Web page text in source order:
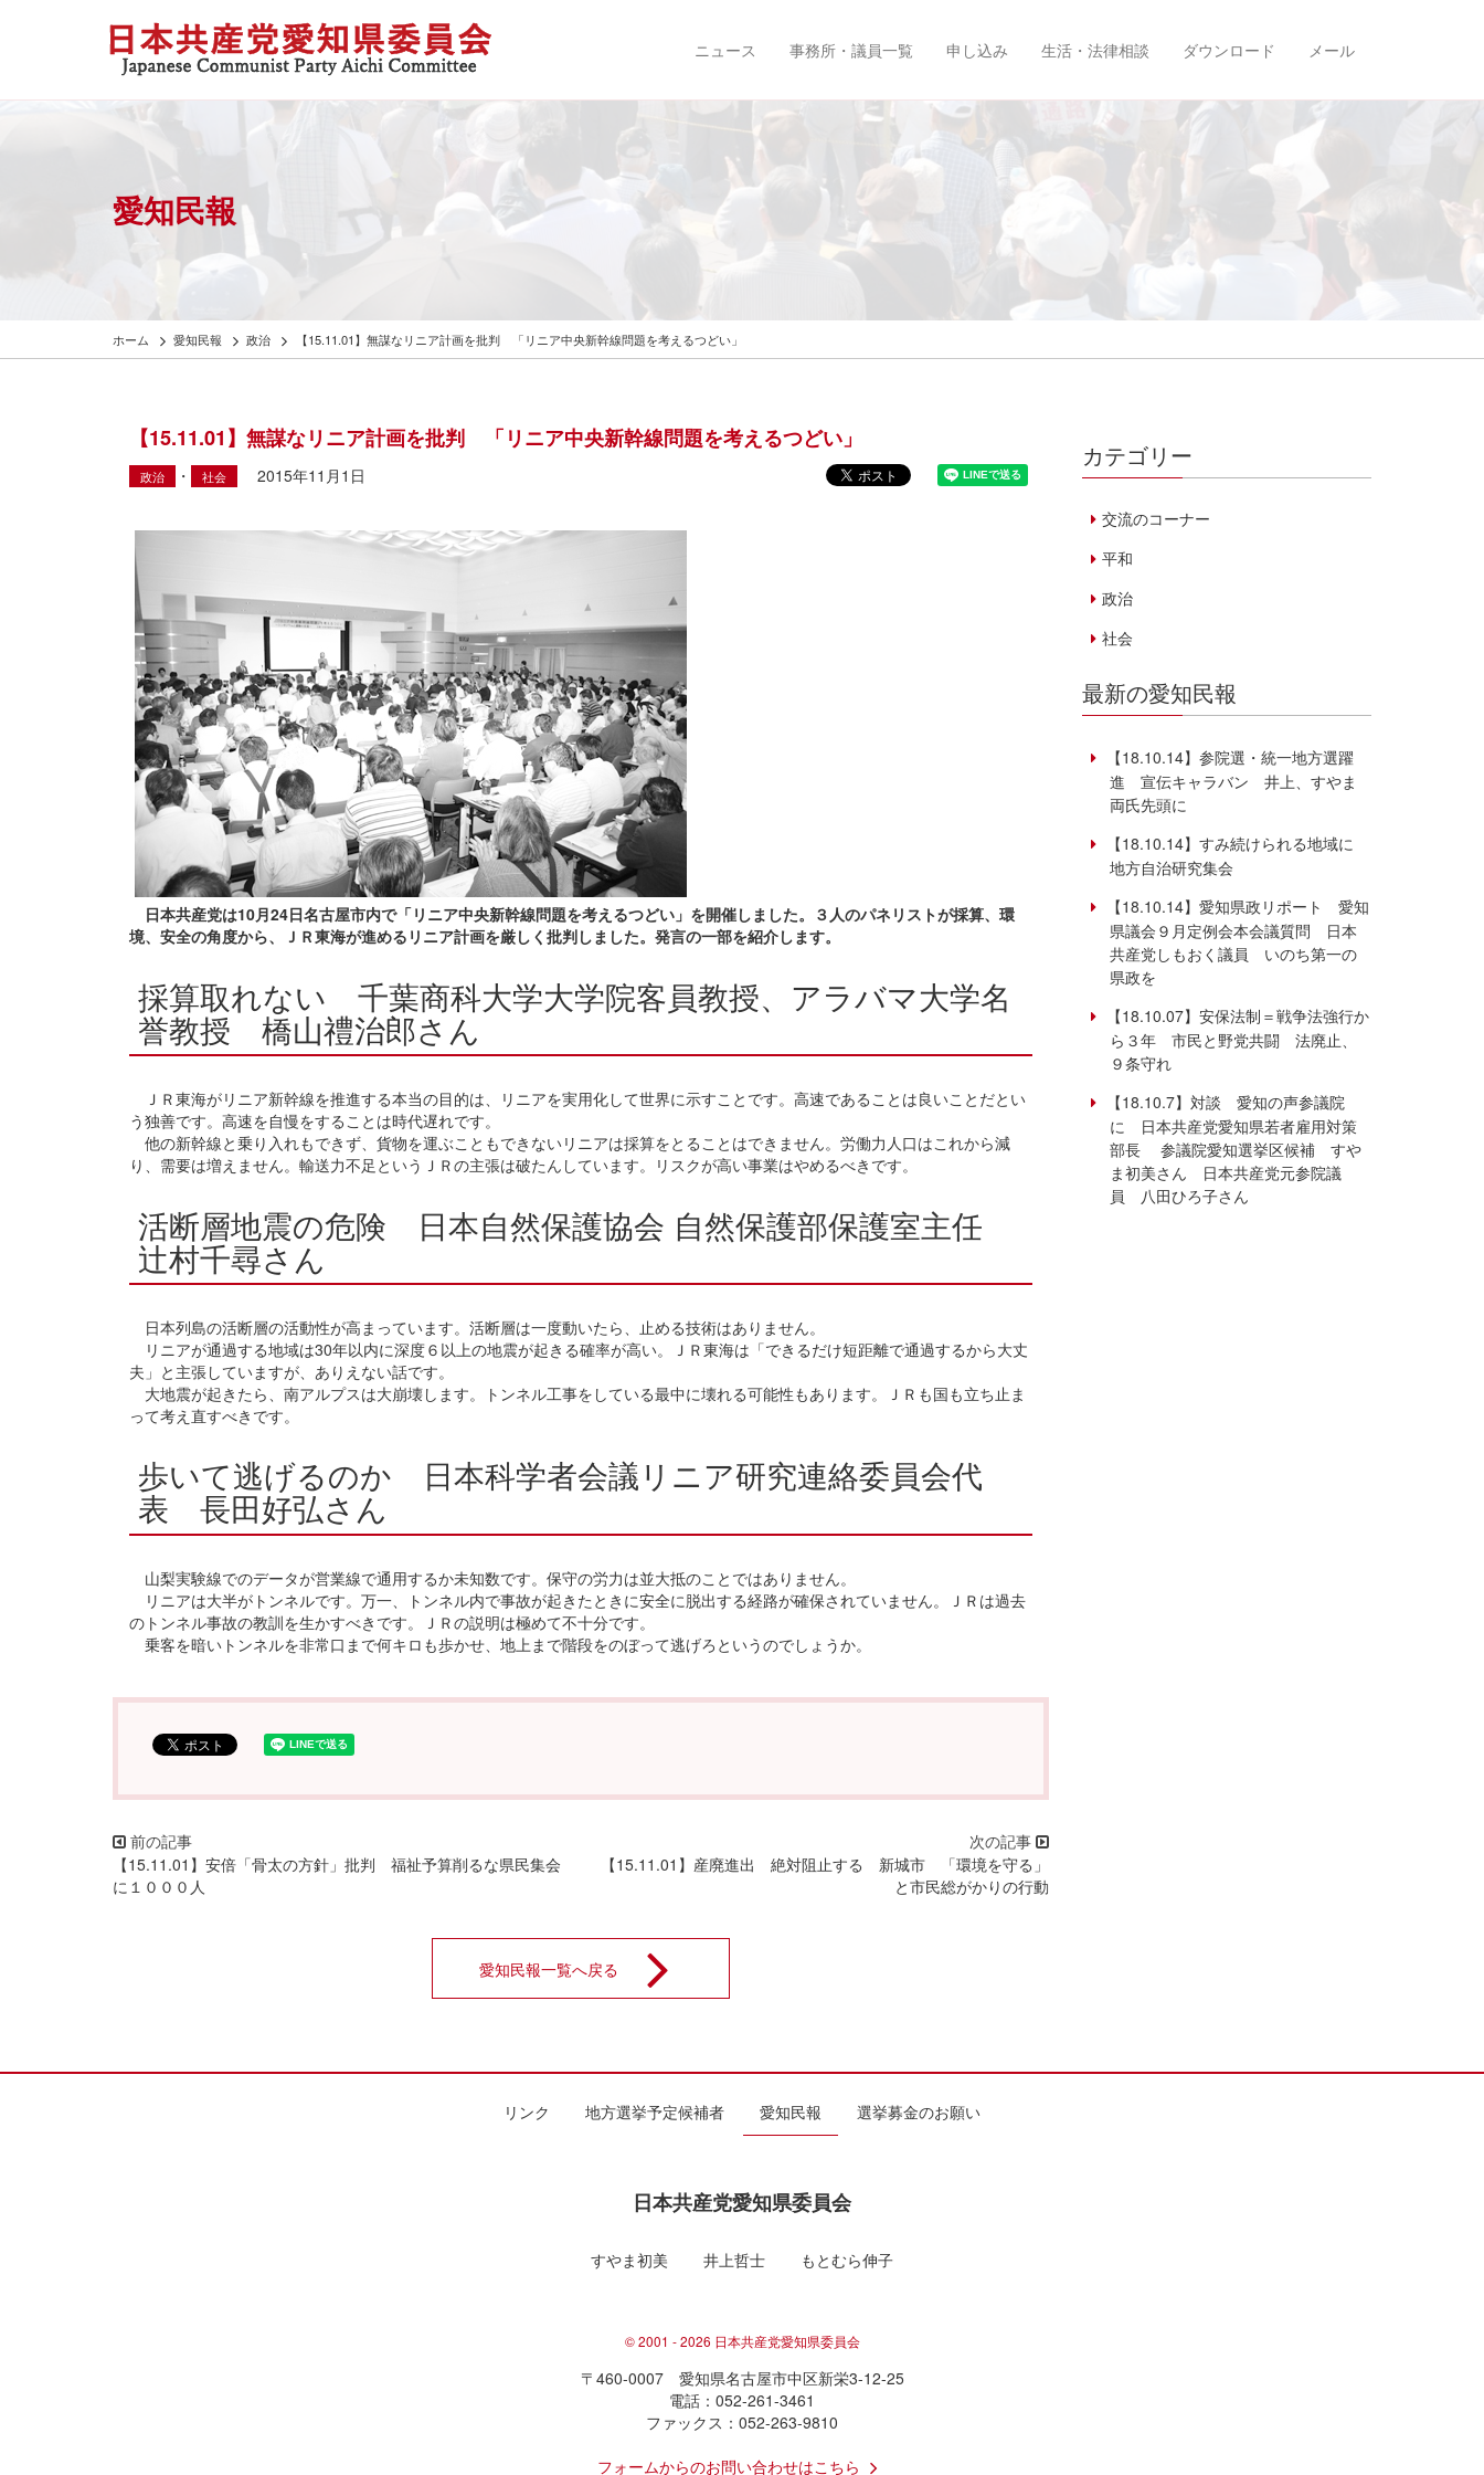
ニュース 事務所・議員一覧 申し込み 生活・法律相談 ダウンロード メール
愛知民報
ホーム 愛知民報 政治 【15.11.01】無謀なリニア計画を批判 「リニア中央新幹線問題を考えるつどい」
【15.11.01】無謀なリニア計画を批判 「リニア中央新幹線問題を考えるつどい」
政治 ・ 社会 2015年11月1日
日本共産党は10月24日名古屋市内で「リニア中央新幹線問題を考えるつどい」を開催しました。３人のパネリストが採算、環
境、安全の角度から、ＪＲ東海が進めるリニア計画を厳しく批判しました。発言の一部を紹介します。
採算取れない 千葉商科大学大学院客員教授、アラバマ大学名
誉教授 橋山禮治郎さん
ＪＲ東海がリニア新幹線を推進する本当の目的は、リニアを実用化して世界に示すことです。高速であることは良いことだとい
う独善です。高速を自慢をすることは時代遅れです。
他の新幹線と乗り入れもできず、貨物を運ぶこともできないリニアは採算をとることはできません。労働力人口はこれから減
り、需要は増えません。輸送力不足というＪＲの主張は破たんしています。リスクが高い事業はやめるべきです。
活断層地震の危険 日本自然保護協会 自然保護部保護室主任
辻村千尋さん
日本列島の活断層の活動性が高まっています。活断層は一度動いたら、止める技術はありません。
リニアが通過する地域は30年以内に深度６以上の地震が起きる確率が高い。ＪＲ東海は「できるだけ短距離で通過するから大丈
夫」と主張していますが、ありえない話です。
大地震が起きたら、南アルプスは大崩壊します。トンネル工事をしている最中に壊れる可能性もあります。ＪＲも国も立ち止ま
って考え直すべきです。
歩いて逃げるのか 日本科学者会議リニア研究連絡委員会代
表 長田好弘さん
山梨実験線でのデータが営業線で通用するか未知数です。保守の労力は並大抵のことではありません。
リニアは大半がトンネルです。万一、トンネル内で事故が起きたときに安全に脱出する経路が確保されていません。ＪＲは過去
のトンネル事故の教訓を生かすべきです。ＪＲの説明は極めて不十分です。
乗客を暗いトンネルを非常口まで何キロも歩かせ、地上まで階段をのぼって逃げろというのでしょうか。
【15.11.01】安倍「骨太の方針」批判 福祉予算削るな県民集会
に１０００人
【15.11.01】産廃進出 絶対阻止する 新城市 「環境を守る」
と市民総がかりの行動
愛知民報一覧へ戻る
カテゴリー
交流のコーナー
平和
政治
社会
最新の愛知民報
【18.10.14】参院選・統一地方選躍
進 宣伝キャラバン 井上、すやま
両氏先頭に
【18.10.14】すみ続けられる地域に
地方自治研究集会
【18.10.14】愛知県政リポート 愛知
県議会９月定例会本会議質問 日本
共産党しもおく議員 いのち第一の
県政を
【18.10.07】安保法制＝戦争法強行か
ら３年 市民と野党共闘 法廃止、
９条守れ
【18.10.7】対談 愛知の声参議院
に 日本共産党愛知県若者雇用対策
部長 参議院愛知選挙区候補 すや
ま初美さん 日本共産党元参院議
員 八田ひろ子さん
リンク 地方選挙予定候補者 愛知民報 選挙募金のお願い
日本共産党愛知県委員会
すやま初美 井上哲士 もとむら伸子
© 2001 - 2026 日本共産党愛知県委員会
〒460-0007 愛知県名古屋市中区新栄3-12-25
電話：052-261-3461
ファックス：052-263-9810
フォームからのお問い合わせはこちら